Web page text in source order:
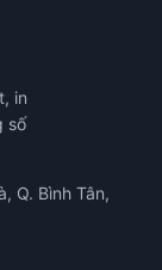
in
số
Q. Bình Tân,